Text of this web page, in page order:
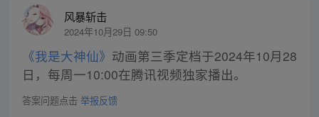
风暴斩击
2024年10月29日 09:50
《我是大神仙》 动画第三季定档于2024年10月28
日，每周一10:00在腾讯视频独家播出。
答案问题点击 举报反馈